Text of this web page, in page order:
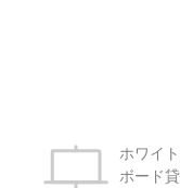
ホワイト
ボード貸